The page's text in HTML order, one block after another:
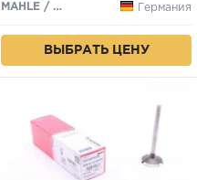
MAHLE / KNECHT
Германия
ВЫБРАТЬ ЦЕНУ